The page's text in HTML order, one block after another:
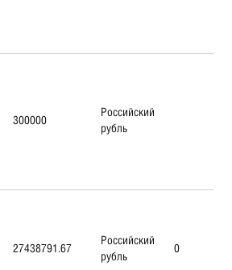
300000
Российский
рубль
27438791.67
Российский
рубль
0